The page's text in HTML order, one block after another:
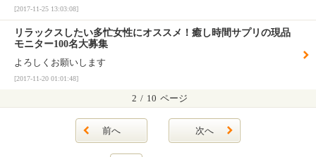
[2017-11-25 13:03:08]
リラックスしたい多忙女性にオススメ！癒し時間サプリの現品
モニター100名大募集
よろしくお願いします
[2017-11-20 01:01:48]
2 / 10 ページ
前へ 次へ